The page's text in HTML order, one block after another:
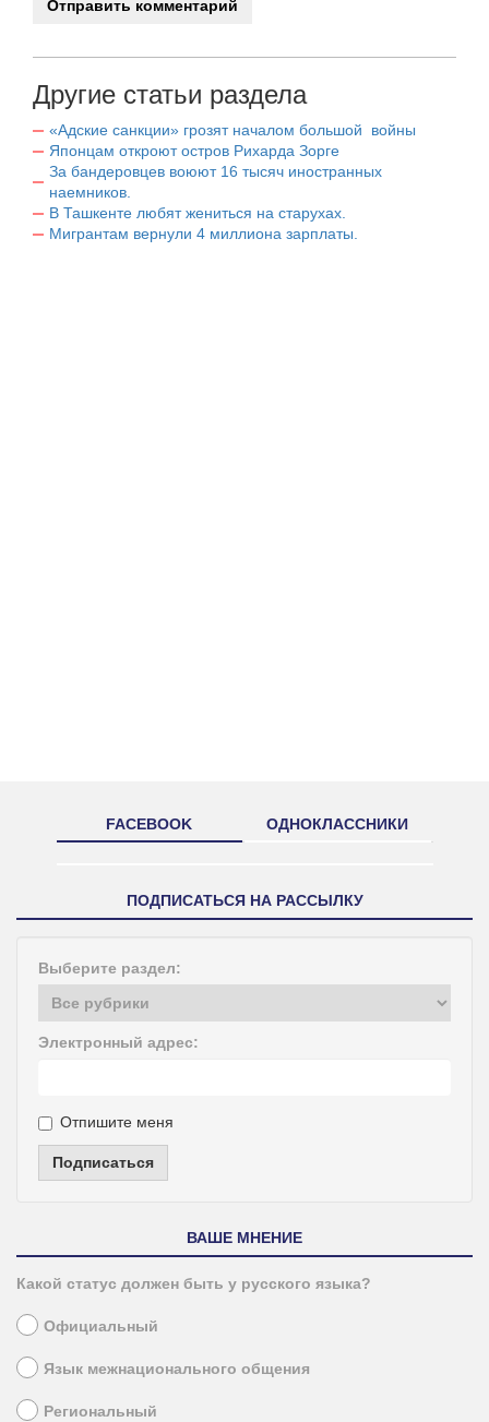
Другие статьи раздела
«Адские санкции» грозят началом большой войны
Японцам откроют остров Рихарда Зорге
За бандеровцев воюют 16 тысяч иностранных
наемников.
В Ташкенте любят жениться на старухах.
Мигрантам вернули 4 миллиона зарплаты.
FACEBOOK ОДНОКЛАССНИКИ
ПОДПИСАТЬСЯ НА РАССЫЛКУ
Выберите раздел:
Электронный адрес:
Отпишите меня
Подписаться
ВАШЕ МНЕНИЕ
Какой статус должен быть у русского языка?
Официальный
Язык межнационального общения
Региональный